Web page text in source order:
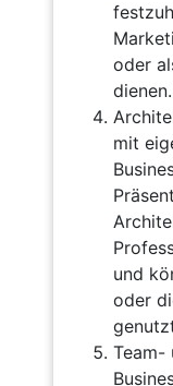
oder
dienen.
mit
und
oder
Team-